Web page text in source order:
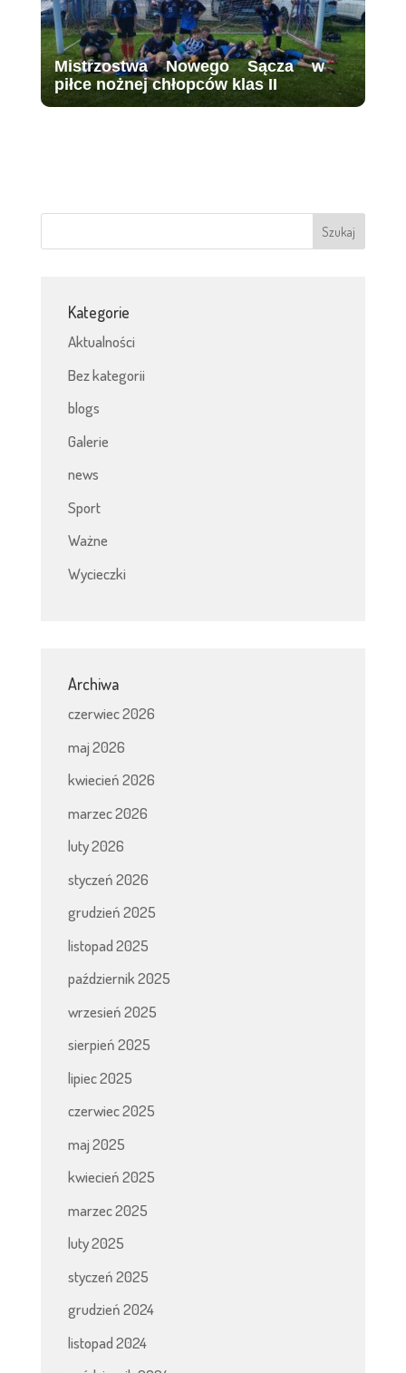
Mistrzostwa Nowego Sącza w
piłce nożnej chłopców klas II
Kategorie
Aktualności
Bez kategorii
blogs
Galerie
news
Sport
Ważne
Wycieczki
Archiwa
czerwiec 2026
maj 2026
kwiecień 2026
marzec 2026
luty 2026
styczeń 2026
grudzień 2025
listopad 2025
październik 2025
wrzesień 2025
sierpień 2025
lipiec 2025
czerwiec 2025
maj 2025
kwiecień 2025
marzec 2025
luty 2025
styczeń 2025
grudzień 2024
listopad 2024